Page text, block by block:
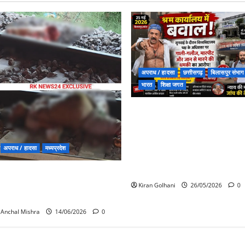
अपराध / हादसा
मध्यप्रदेश
Anchal Mishra 14/06/2026 0
अपराध / हादसा छत्तीसगढ़
बिलासपुर संभाग
भारत
शिक्षा जगत
Kiran Golhani 26/05/2026 0